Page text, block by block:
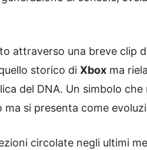
attraverso una breve clip
storico di Xbox ma
del DNA. Un simbolo
ma si presenta come
circolate negli ultimi